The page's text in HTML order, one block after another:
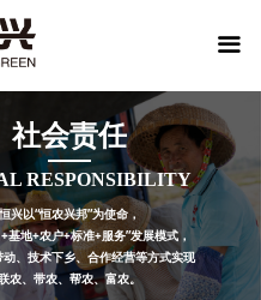
끀
社会责任
RESPONSIBILITY
恒兴以“恒农兴邦”为使命，
基地+农户+标准+服务”发展模式，
、技术下乡、合作经营等方式实现
农、带农、帮农、富农。